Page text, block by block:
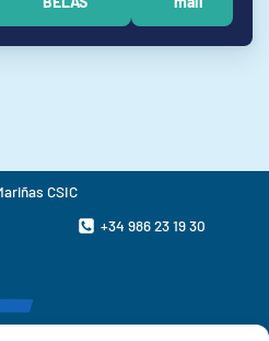
CSIC
+34 986 23 19 30